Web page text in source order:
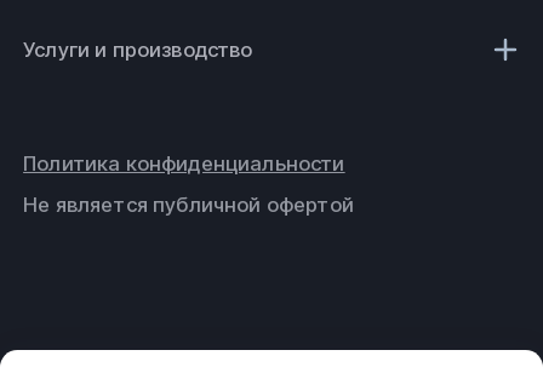
Услуги и производство
Не является публичной офертой
Политика конфиденциальности